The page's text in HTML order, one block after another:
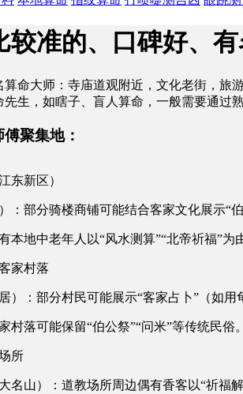
较准的、口碑好、
命大师：寺庙道观附近，文化老街，旅
生，如瞎子、盲人算命，一般需要通过
聚集地：
东新区）
：部分骑楼商铺可能结合客家文化展示“
本地中老年人以“风水测算”“北帝祈福”为
家村落
）：部分村民可能展示“客家占卜”（如用
村落可能保留“伯公祭”“问米”等传统民俗。
所
名山）：道教场所周边偶有香客以“祈福